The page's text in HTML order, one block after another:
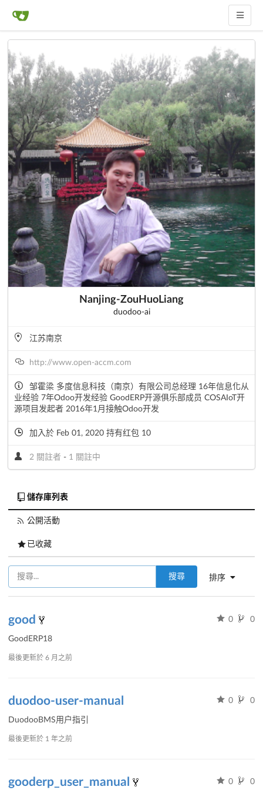
Nanjing-ZouHuoLiang
duodoo-ai
江苏南京
http://www.open-accm.com
邹霍梁 多度信息科技（南京）有限公司总经理 16年信息化从
业经验 7年Odoo开发经验 GoodERP开源俱乐部成员 COSAIoT开
源项目发起者 2016年1月接触Odoo开发
加入於 Feb 01, 2020 持有红包 10
2 關註者 - 1 關註中
儲存庫列表
公開活動
已收藏
排序
搜尋
good 0 0
GoodERP18
最後更新於 6 月之前
duodoo-user-manual 0 0
DuodooBMS用户指引
最後更新於 1 年之前
gooderp_user_manual 0 0